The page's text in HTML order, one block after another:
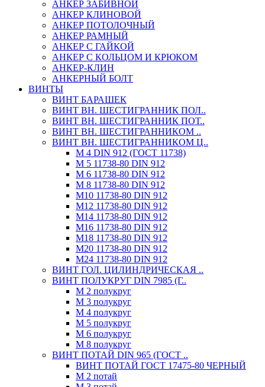
АНКЕР ЗАБИВНОЙ
АНКЕР КЛИНОВОЙ
АНКЕР ПОТОЛОЧНЫЙ
АНКЕР РАМНЫЙ
АНКЕР С ГАЙКОЙ
АНКЕР С КОЛЬЦОМ И КРЮКОМ
АНКЕР-КЛИН
АНКЕРНЫЙ БОЛТ
ВИНТЫ
ВИНТ БАРАШЕК
ВИНТ ВН. ШЕСТИГРАННИК ПОЛ..
ВИНТ ВН. ШЕСТИГРАННИК ПОТ..
ВИНТ ВН. ШЕСТИГРАННИКОМ ..
ВИНТ ВН. ШЕСТИГРАННИКОМ Ц..
М 4 DIN 912 (ГОСТ 11738)
М 5 11738-80 DIN 912
М 6 11738-80 DIN 912
М 8 11738-80 DIN 912
М10 11738-80 DIN 912
М12 11738-80 DIN 912
М14 11738-80 DIN 912
М16 11738-80 DIN 912
М18 11738-80 DIN 912
М20 11738-80 DIN 912
М24 11738-80 DIN 912
ВИНТ ГОЛ. ЦИЛИНДРИЧЕСКАЯ ..
ВИНТ ПОЛУКРУГ DIN 7985 (Г..
М 2 полукруг
М 3 полукруг
М 4 полукруг
М 5 полукруг
М 6 полукруг
М 8 полукруг
ВИНТ ПОТАЙ DIN 965 (ГОСТ ..
ВИНТ ПОТАЙ ГОСТ 17475-80 ЧЕРНЫЙ
М 2 потай